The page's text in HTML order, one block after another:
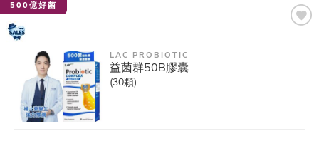
500億好菌
LAC PROBIOTIC
益菌群50B膠囊
(30顆)